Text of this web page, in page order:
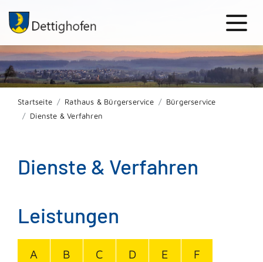
Startseite Rathaus & Bürgerservice
Bürgerservice
Dienste & Verfahren
Dienste & Verfahren
Leistungen
A B C D E F